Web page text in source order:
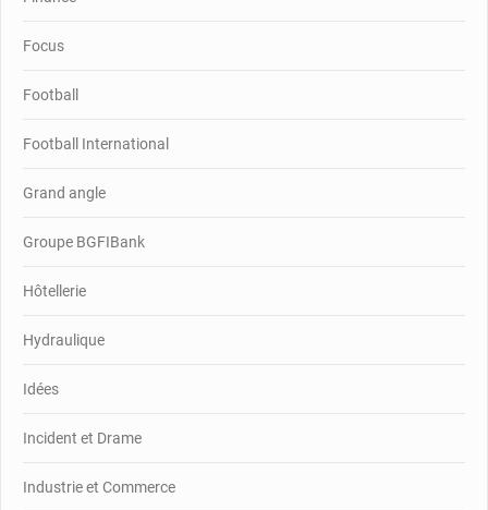
Focus
Football
Football International
Grand angle
Groupe BGFIBank
Hôtellerie
Hydraulique
Idées
Incident et Drame
Industrie et Commerce